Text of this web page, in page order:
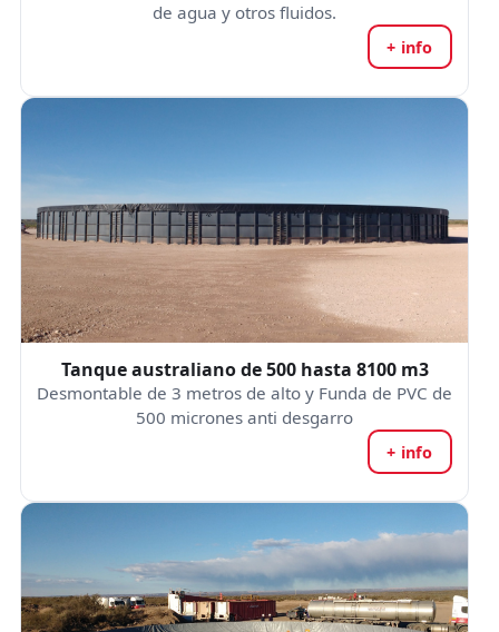
de agua y otros fluidos.
+ info
Tanque australiano de 500 hasta 8100 m3
Desmontable de 3 metros de alto y Funda de PVC de
500 micrones anti desgarro
+ info